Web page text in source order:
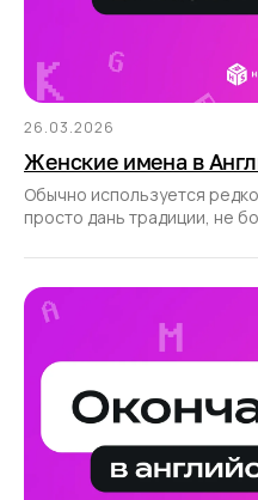
26.03.2026
Женские имена в
Обычно используется
просто дань традиции, не